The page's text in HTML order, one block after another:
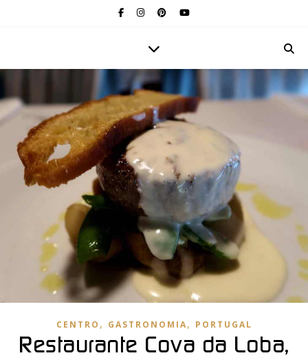
CENTRO , GASTRONOMIA, PORTUGAL
Restaurante Cova da Loba,